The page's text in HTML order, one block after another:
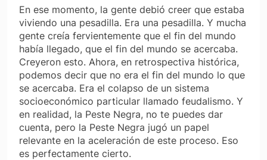
En ese momento, la gente debió creer que estaba
viviendo una pesadilla. Era una pesadilla. Y mucha
gente creía fervientemente que el fin del mundo
había llegado, que el fin del mundo se acercaba.
Creyeron esto. Ahora, en retrospectiva histórica,
podemos decir que no era el fin del mundo lo que
se acercaba. Era el colapso de un sistema
socioeconómico particular llamado feudalismo. Y
en realidad, la Peste Negra, no te puedes dar
cuenta, pero la Peste Negra jugó un papel
relevante en la aceleración de este proceso. Eso
es perfectamente cierto.